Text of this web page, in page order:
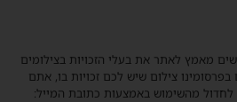
מאמץ לאתר את בעלי הזכויות בצילומים
צילום שיש לכם זכויות בו, אתם
מהשימוש באמצעות כתובת המייל: